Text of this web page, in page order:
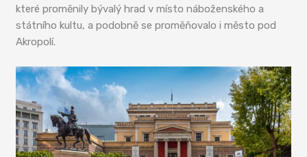
které proměnily bývalý hrad v místo náboženského a
státního kultu, a podobně se proměňovalo i město pod
Akropolí.